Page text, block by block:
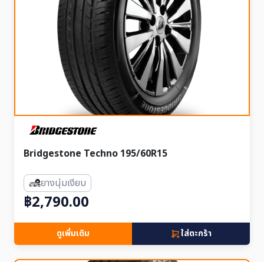
Bridgestone Techno 195/60R15
ยางนุ่มเงียบ
฿2,790.00
ดูเพิ่มเติม ใส่ตะกร้า